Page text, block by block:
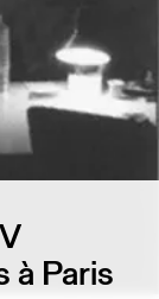
à Paris